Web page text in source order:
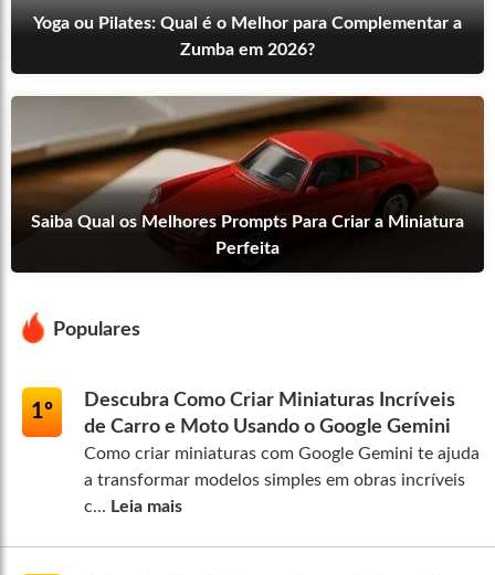
Yoga ou Pilates: Qual é o Melhor para Complementar a
Zumba em 2026?
Saiba Qual os Melhores Prompts Para Criar a Miniatura
Perfeita
Populares
1º
Descubra Como Criar Miniaturas Incríveis
de Carro e Moto Usando o Google Gemini
Como criar miniaturas com Google Gemini te ajuda
a transformar modelos simples em obras incríveis
c... Leia mais